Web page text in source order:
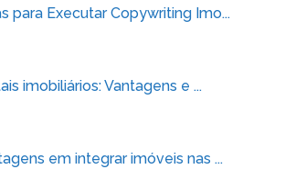
para Executar Copywriting Imo...
imobiliários: Vantagens e ...
em integrar imóveis nas ...